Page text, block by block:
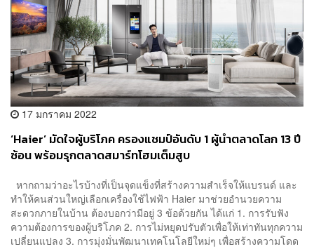
17 มกราคม 2022
‘Haier’ มัดใจผู้บริโภค ครองแชมป์อันดับ 1 ผู้นำตลาดโลก 13 ปี
ซ้อน พร้อมรุกตลาดสมาร์ทโฮมเต็มสูบ
หากถามว่าอะไรบ้างที่เป็นจุดแข็งที่สร้างความสำเร็จให้แบรนด์ และ
ทำให้คนส่วนใหญ่เลือกเครื่องใช้ไฟฟ้า Haier มาช่วยอำนวยความ
สะดวกภายในบ้าน ต้องบอกว่ามีอยู่ 3 ข้อด้วยกัน ได้แก่ 1. การรับฟัง
ความต้องการของผู้บริโภค 2. การไม่หยุดปรับตัวเพื่อให้เท่าทันทุกความ
เปลี่ยนแปลง 3. การมุ่งมั่นพัฒนาเทคโนโลยีใหม่ๆ เพื่อสร้างความโดด